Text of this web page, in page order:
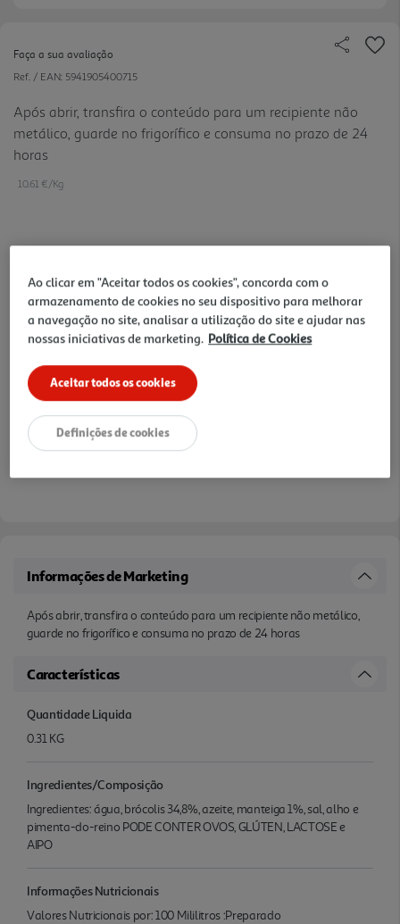
Faça a sua avaliação
Ref. / EAN: 5941905400715
Após abrir, transfira o conteúdo para um recipiente não
metálico, guarde no frigorífico e consuma no prazo de 24
horas
10.61 €/Kg
Notas de preparação
Informações de Marketing
Após abrir, transfira o conteúdo para um recipiente não metálico,
guarde no frigorífico e consuma no prazo de 24 horas
Características
Quantidade Liquida
0.31 KG
Ingredientes/Composição
Ingredientes: água, brócolis 34,8%, azeite, manteiga 1%, sal, alho e
pimenta-do-reino PODE CONTER OVOS, GLÚTEN, LACTOSE e
AIPO
Informações Nutricionais
Valores Nutricionais por: 100 Mililitros :Preparado
Ao clicar em "Aceitar todos os cookies", concorda com o
armazenamento de cookies no seu dispositivo para melhorar
a navegação no site, analisar a utilização do site e ajudar nas
nossas iniciativas de marketing. Política de Cookies
Aceitar todos os cookies
Definições de cookies